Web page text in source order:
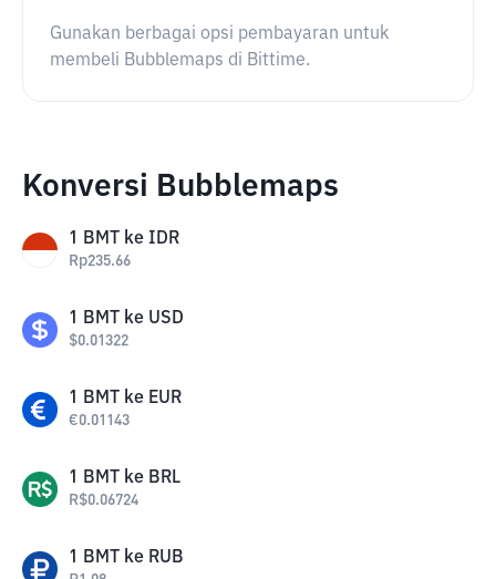
Gunakan berbagai opsi pembayaran untuk
membeli Bubblemaps di Bittime.
Konversi Bubblemaps
1 BMT ke IDR
Rp235.66
1 BMT ke USD
$0.01322
1 BMT ke EUR
€0.01143
1 BMT ke BRL
R$0.06724
1 BMT ke RUB